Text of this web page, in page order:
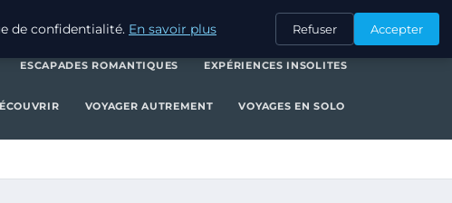
EXPÉRIENCES INSOLITES
ESCAPADES ROMANTIQUES EXPÉRIENCES INSOLITES
VOYAGER AUTREMENT VOYAGES EN SOLO
de confidentialité. En savoir plus Refuser Accepter